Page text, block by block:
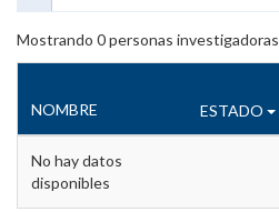
Mostrando 0personas investigadoras
NOMBRE ESTADO
No hay datos
disponibles